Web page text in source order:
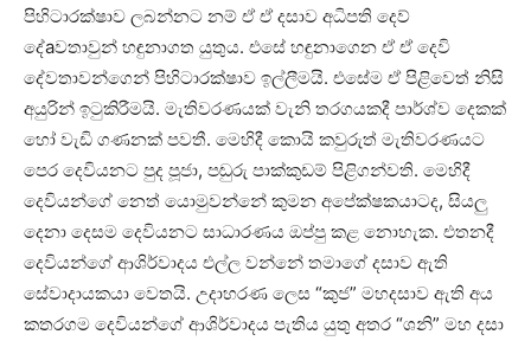
පිහිටාරක්‌ෂාව ලබන්නට නම් ඒ ඒ දසාව අධිපති දෙව්
දේaවතාවුන් හඳුනාගත යුතුය. එසේ හඳුනාගෙන ඒ ඒ දෙවි
දේවතාවන්ගෙන් පිහිටාරක්‌ෂාව ඉල්ලීමයි. එසේම ඒ පිළිවෙත් නිසි
අයුරින් ඉටුකිරීමයි. මැතිවරණයක්‌ වැනි තරගයකදී පාර්ශ්ව දෙකක්‌
හෝ වැඩි ගණනක්‌ පවතී. මෙහිදී කොයි කවුරුත් මැතිවරණයට
පෙර දෙවියනට පුද පූජා, පඬුරු පාක්‌කුඩම් පිළිගන්වති. මෙහිදී
දෙවියන්ගේ නෙත් යොමුවන්නේ කුමන අපේක්‌ෂකයාටද, සියලු
දෙනා දෙසම දෙවියනට සාධාරණය ඔප්පු කළ නොහැක. එතනදී
දෙවියන්ගේ ආශිර්වාදය එල්ල වන්නේ තමාගේ දසාව ඇති
සේවාදායකයා වෙතයි. උදාහරණ ලෙස “කුජ” මහදසාව ඇති අය
කතරගම දෙවියන්ගේ ආශිර්වාදය පැතිය යුතු අතර “ශනි” මහ දසා